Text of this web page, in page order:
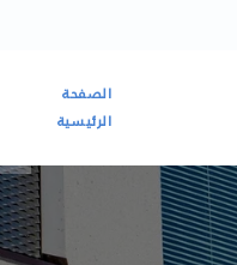
الصفحة
الرئيسية